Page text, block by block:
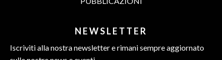
NEWSLETTER
Iscriviti alla nostra newsletter e rimani sempre aggiornato